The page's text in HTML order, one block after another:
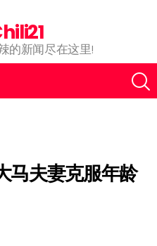
的新闻尽在这里!
马夫妻克服年龄